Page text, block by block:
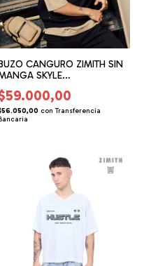
CANGURO ZIMITH SIN
SKYLE
DIFERENCIADO PREMIUM
(ZH266201)
con Transferencia